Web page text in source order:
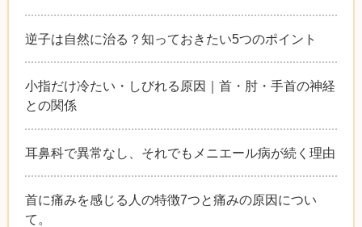
逆子は自然に治る？知っておきたい5つのポイント
小指だけ冷たい・しびれる原因｜首・肘・手首の神経
との関係
耳鼻科で異常なし、それでもメニエール病が続く理由
首に痛みを感じる人の特徴7つと痛みの原因につい
て。